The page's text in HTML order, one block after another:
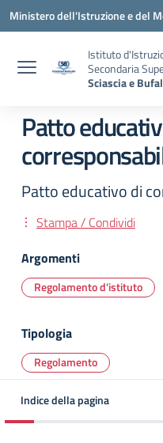
Vai ai contenuti
Vai al menu di navigazione
Vai al footer
Ministero dell'Istruzione e del
Istituto
Secondaria
Sciascia e
Patto
Patto educativo di
Stampa / Condividi
Argomenti
Regolamento d'istituto
Tipologia
Regolamento
Indice della pagina